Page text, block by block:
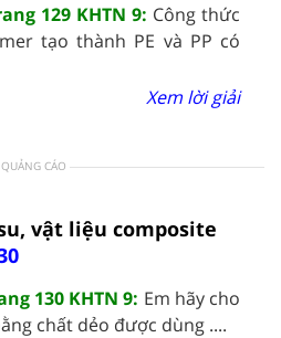
129 KHTN 9: Công thức
tạo thành PE và PP có
Xem lời giải
QUẢNG CÁO
vật liệu composite
130 KHTN 9: Em hãy cho
chất dẻo được dùng ....